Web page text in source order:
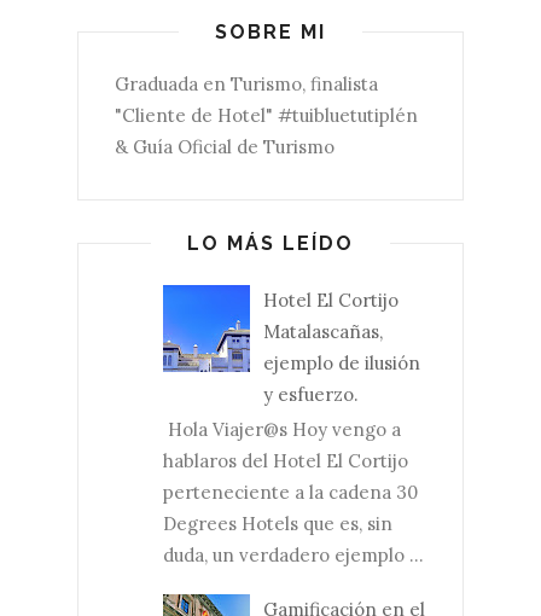
SOBRE MI
Graduada en Turismo, finalista
"Cliente de Hotel" #tuibluetutiplén
& Guía Oficial de Turismo
LO MÁS LEÍDO
Hotel El Cortijo
Matalascañas,
ejemplo de ilusión
y esfuerzo.
Hola Viajer@s Hoy vengo a
hablaros del Hotel El Cortijo
perteneciente a la cadena 30
Degrees Hotels que es, sin
duda, un verdadero ejemplo ...
Gamificación en el